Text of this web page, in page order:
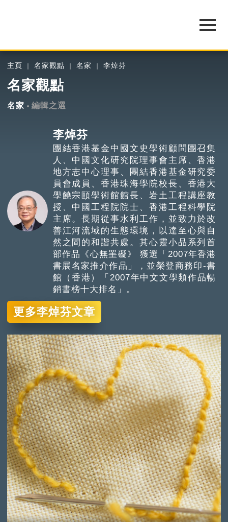
主頁 名家觀點 名家 李焯芬
名家觀點
名家 編輯之選
李焯芬
團結香港基金中國文史學術顧問團召集
人、中國文化研究院理事會主席、香港
地方志中心理事、團結香港基金研究委
員會成員、香港珠海學院校長、香港大
學饒宗頤學術館館長、岩土工程講座教
授、中國工程院院士、香港工程科學院
主席。長期從事水利工作，並致力於改
善江河流域的生態環境，以達至心與自
然之間的和諧共處。其心靈小品系列首
部作品《心無罣礙》 獲選「2007年香港
書展名家推介作品」，並榮登商務印-書
館（香港）「2007年中文文學類作品暢
銷書榜十大排名」。
更多李焯芬文章